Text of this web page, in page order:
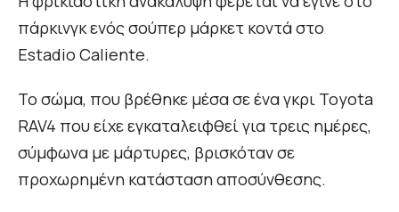
πάρκινγκ ενός σούπερ μάρκετ κοντά στο
Estadio Caliente.
Το σώμα, που βρέθηκε μέσα σε ένα γκρι Toyota
RAV4 που είχε εγκαταλειφθεί για τρεις ημέρες,
σύμφωνα με μάρτυρες, βρισκόταν σε
προχωρημένη κατάσταση αποσύνθεσης.